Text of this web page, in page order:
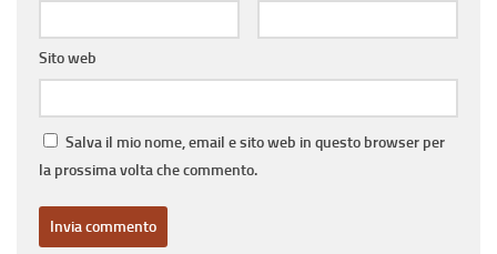
Sito web
Salva il mio nome, email e sito web in questo browser per
la prossima volta che commento.